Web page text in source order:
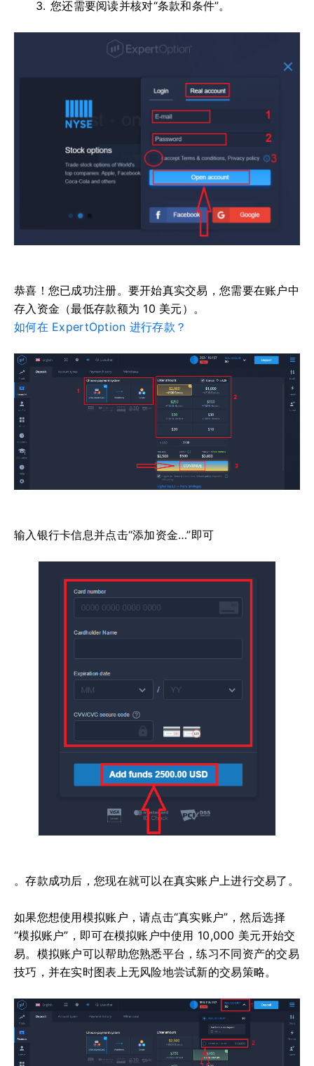
您还需要阅读并核对“条款和条件”。
恭喜！您已成功注册。要开始真实交易，您需要在账户中
存入资金（最低存款额为 10 美元）。
如何在 ExpertOption 进行存款？
输入银行卡信息并点击“添加资金…”即可
。存款成功后，您现在就可以在真实账户上进行交易了。
如果您想使用模拟账户，请点击“真实账户”，然后选择
“模拟账户”，即可在模拟账户中使用 10,000 美元开始交
易。模拟账户可以帮助您熟悉平台，练习不同资产的交易
技巧，并在实时图表上无风险地尝试新的交易策略。